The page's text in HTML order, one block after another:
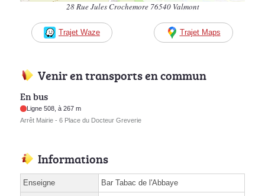
28 Rue Jules Crochemore 76540 Valmont
Trajet Waze Trajet Maps
Venir en transports en commun
En bus
Ligne 508, à 267 m
Arrêt Mairie - 6 Place du Docteur Greverie
Informations
Enseigne Bar Tabac de l'Abbaye